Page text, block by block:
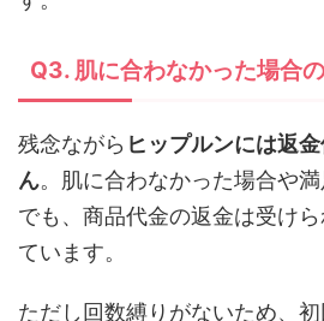
Q3. 肌に合わなかった場合
残念ながら ヒップルンには返
ん。肌に合わなかった場合や
でも、商品代金の返金は受け
ています。
ただし回数縛りがないため、